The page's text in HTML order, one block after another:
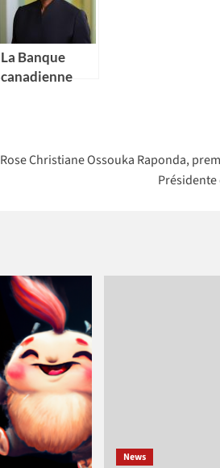
La Banque
canadienne
Kikelomo
Rose Christiane Ossouka Raponda,
Présidente
News